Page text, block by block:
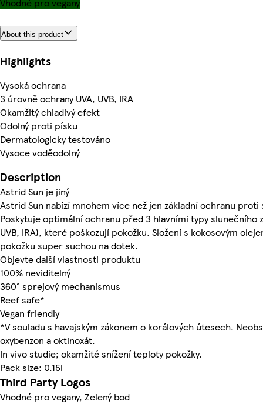
About this product
Highlights
Vysoká ochrana
3 úrovně ochrany UVA, UVB, IRA
Okamžitý chladivý efekt
Odolný proti písku
Dermatologicky testováno
Vysoce voděodolný
Description
Astrid Sun je jiný
Astrid Sun nabízí mnohem více než jen základní ochranu proti
Poskytuje optimální ochranu před 3 hlavními typy slunečního
UVB, IRA), které poškozují pokožku. Složení s kokosovým
pokožku super suchou na dotek.
Objevte další vlastnosti produktu
100% neviditelný
360° sprejový mechanismus
Reef safe*
Vegan friendly
*V souladu s havajským zákonem o korálových útesech.
oxybenzon a oktinoxát.
In vivo studie; okamžité snížení teploty pokožky.
Pack size: 0.15l
Third Party Logos
Vhodné pro vegany, Zelený bod